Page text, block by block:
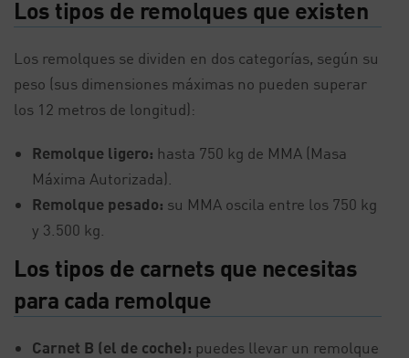
Los tipos de remolques que existen
Los remolques se dividen en dos categorías, según su
peso (sus dimensiones máximas no pueden superar
los 12 metros de longitud):
Remolque ligero: hasta 750 kg de MMA (Masa
Máxima Autorizada).
Remolque pesado: su MMA oscila entre los 750 kg
y 3.500 kg.
Los tipos de carnets que necesitas
para cada remolque
Carnet B (el de coche): puedes llevar un remolque